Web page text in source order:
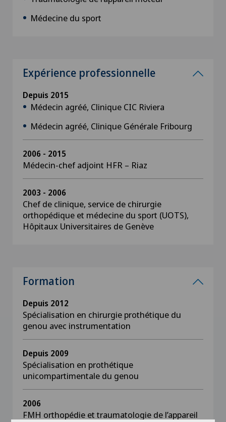
Médecine du sport
Expérience professionnelle
Depuis 2015
Médecin agréé, Clinique CIC Riviera
Médecin agréé, Clinique Générale Fribourg
2006 - 2015
Médecin-chef adjoint HFR – Riaz
2003 - 2006
Chef de clinique, service de chirurgie
orthopédique et médecine du sport (UOTS),
Hôpitaux Universitaires de Genève
Formation
Depuis 2012
Spécialisation en chirurgie prothétique du
genou avec instrumentation
Depuis 2009
Spécialisation en prothétique
unicompartimentale du genou
2006
FMH orthopédie et traumatologie de l’appareil